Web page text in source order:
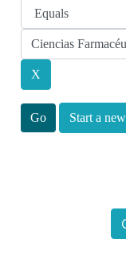
Start a